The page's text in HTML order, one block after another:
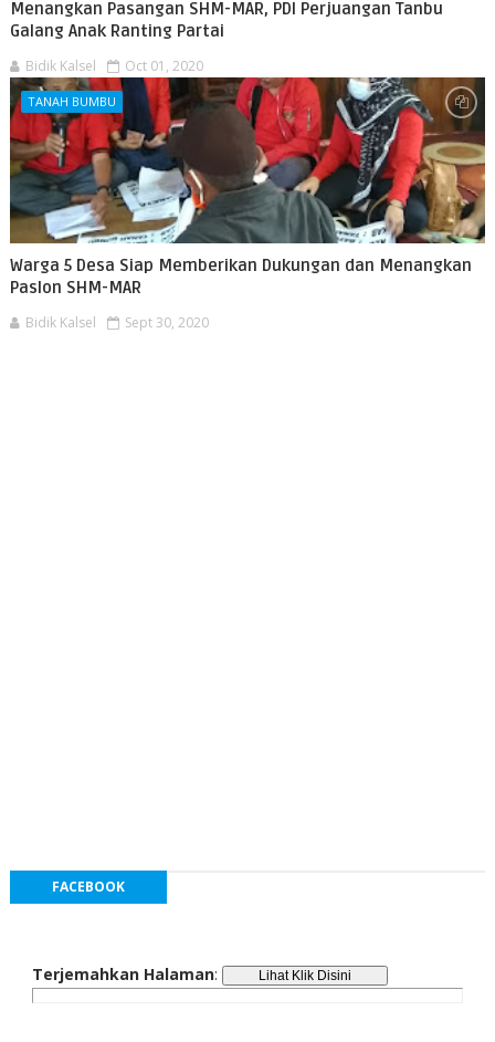
Menangkan Pasangan SHM-MAR, PDI Perjuangan Tanbu
Galang Anak Ranting Partai
Bidik Kalsel Oct 01, 2020
TANAH BUMBU
Warga 5 Desa Siap Memberikan Dukungan dan Menangkan
Paslon SHM-MAR
Bidik Kalsel Sept 30, 2020
FACEBOOK
Terjemahkan Halaman: